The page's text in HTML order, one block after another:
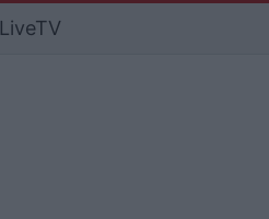
LiveTV